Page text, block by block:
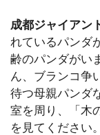
成都ジャイアン
れているパンダ
齢のパンダがい
ん、ブランコ争
待つ母親パンダ
室を周り、「木
を見てください。